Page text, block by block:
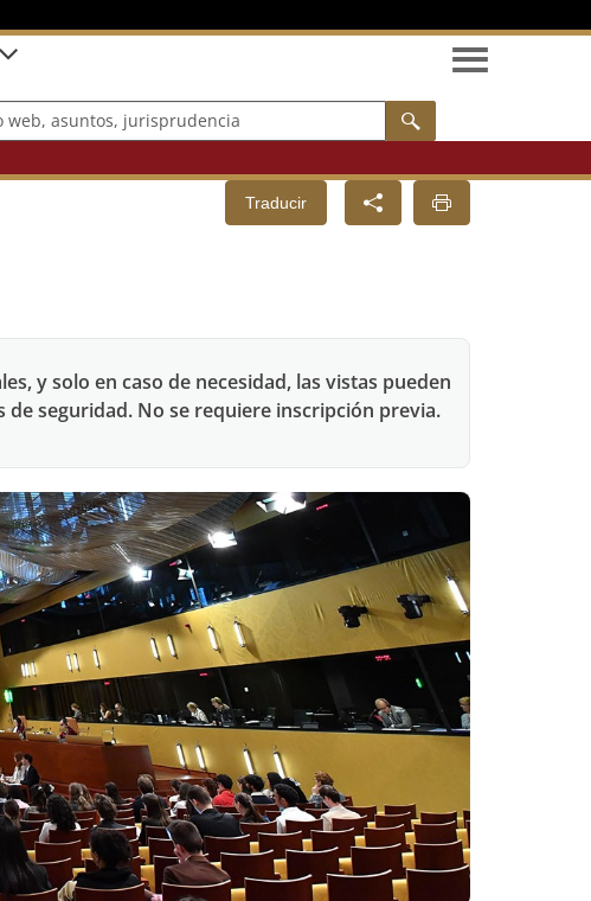
asuntos, jurisprudencia
Traducir
y solo en caso de necesidad, las vistas pueden
seguridad. No se requiere inscripción previa.